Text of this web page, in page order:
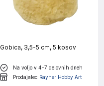
Gobica, 3,5-5 cm, 5 kosov
Na voljo v 4-7 delovnih dneh
Prodajalec Rayher Hobby Art